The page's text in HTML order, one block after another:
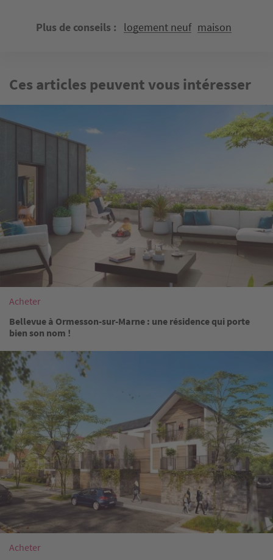
Plus de conseils logement neuf maison
Ces articles peuvent vous intéresser
Acheter
Bellevue à Ormesson-sur-Marne : une résidence qui porte
bien son nom !
Image
Acheter